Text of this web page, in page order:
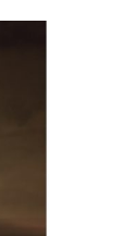
条坂